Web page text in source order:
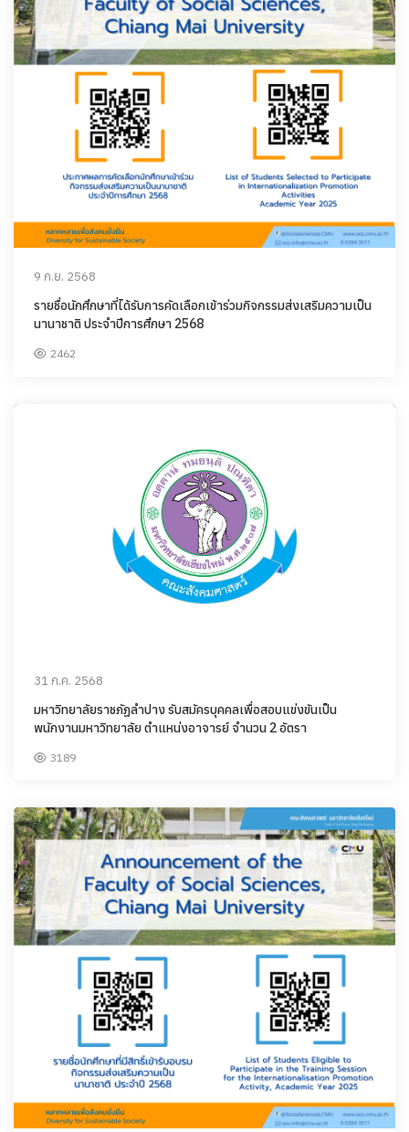
9 ก.ย. 2568
รายชื่อนักศึกษาที่ได้รับการคัดเลือกเข้าร่วมกิจกรรมส่งเสริมความเป็น
นานาชาติ ประจำปีการศึกษา 2568
2462
31 ก.ค. 2568
มหาวิทยาลัยราชภัฏลำปาง รับสมัครบุคคลเพื่อสอบแข่งขันเป็น
พนักงานมหาวิทยาลัย ตำแหน่งอาจารย์ จำนวน 2 อัตรา
3189